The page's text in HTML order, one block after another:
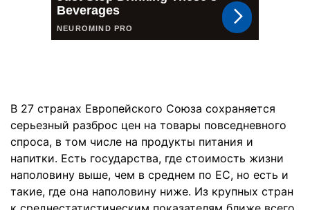
В 27 странах Европейского Союза сохраняется
серьезный разброс цен на товары повседневного
спроса, в том числе на продукты питания и
напитки. Есть государства, где стоимость жизни
наполовину выше, чем в среднем по ЕС, но есть и
такие, где она наполовину ниже. Из крупных стран